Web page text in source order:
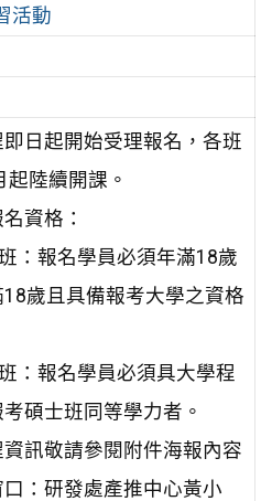
活動
日起開始受理報名，各班
陸續開課。
資格：
：報名學員必須年滿18歲
歲且具備報考大學之資格
：報名學員必須具大學程
碩士班同等學力者。
訊敬請參閱附件海報內容
：研發處產推中心黃小